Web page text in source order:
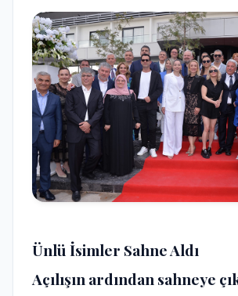
Ünlü İsimler Sahne Aldı
Açılışın ardından sahneye